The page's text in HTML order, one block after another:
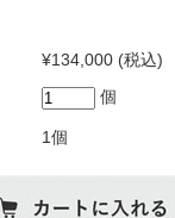
¥134,000 (税込)
個
1個